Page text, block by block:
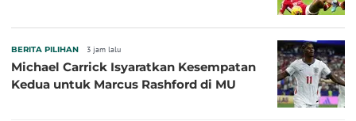
BERITA PILIHAN 3 jam lalu
Michael Carrick Isyaratkan Kesempatan
Kedua untuk Marcus Rashford di MU